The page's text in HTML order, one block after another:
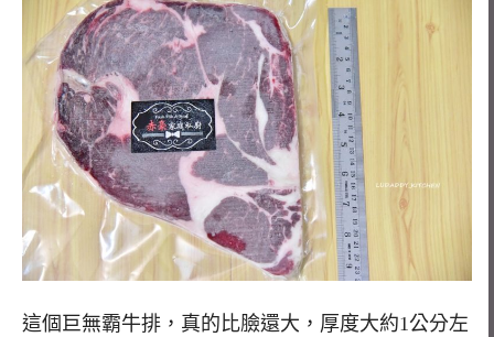
這個巨無霸牛排，真的比臉還大，厚度大約1公分左